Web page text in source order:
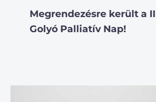
Megrendezésre került a
Golyó Palliatív Nap!